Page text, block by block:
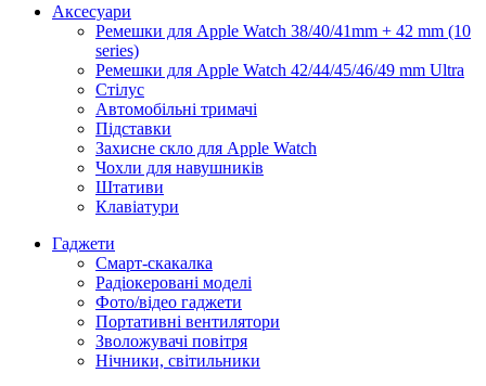
Аксесуари
Ремешки для Apple Watch 38/40/41mm + 42 mm (10
series)
Ремешки для Apple Watch 42/44/45/46/49 mm Ultra
Стілус
Автомобільні тримачі
Підставки
Захисне скло для Apple Watch
Чохли для навушників
Штативи
Клавіатури
Гаджети
Смарт-скакалка
Радіокеровані моделі
Фото/відео гаджети
Портативні вентилятори
Зволожувачі повітря
Нічники, світильники